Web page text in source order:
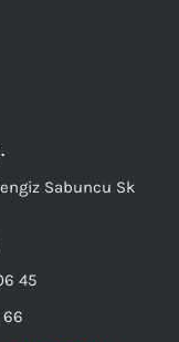
Sabuncu Sk
45
66